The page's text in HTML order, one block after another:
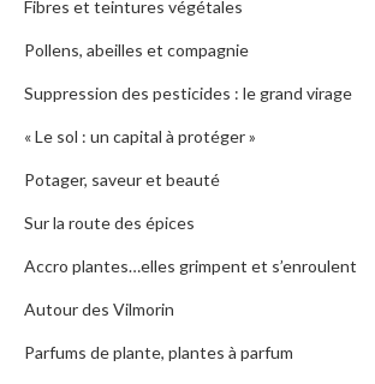
Fibres et teintures végétales
Pollens, abeilles et compagnie
Suppression des pesticides : le grand virage
« Le sol : un capital à protéger »
Potager, saveur et beauté
Sur la route des épices
Accro plantes…elles grimpent et s’enroulent
Autour des Vilmorin
Parfums de plante, plantes à parfum